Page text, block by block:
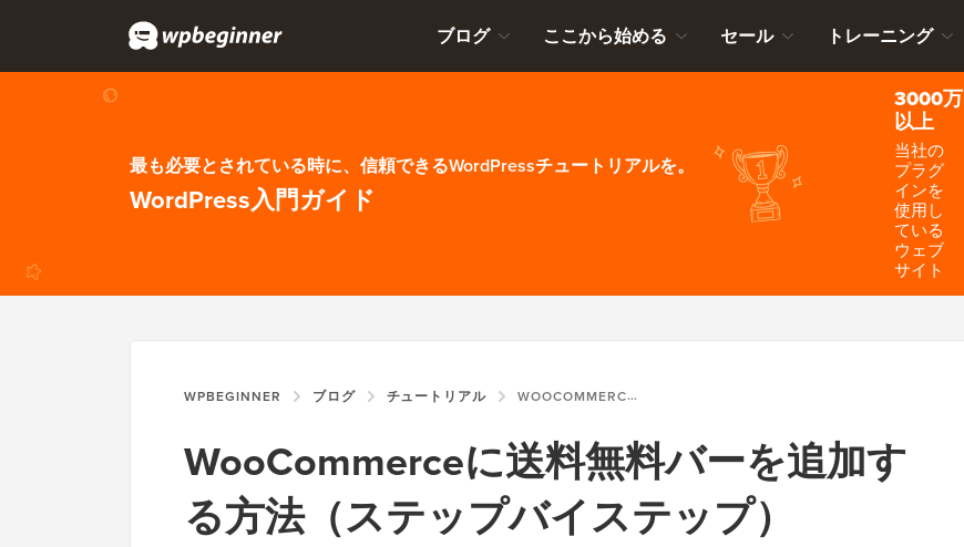
ブログ ここから始める セール トレーニング
最も必要とされている時に、信頼できるWordPressチュートリアルを。
WordPress入門ガイド
3000万
以上
当社の
プラグ
インを
使用し
ている
ウェブ
サイト
WPBEGINNER ブログ チュートリアル WOOCOMMERCEに送料無料バーを追加する方法（ステップバイステップ）
WooCommerceに送料無料バーを追加す
る方法（ステップバイステップ）